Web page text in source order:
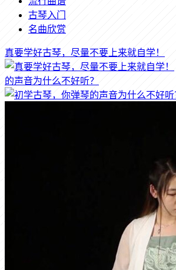
古琴入门
名曲欣赏
真要学好古琴，尽量不要上来就自学！
的声音为什么不好听？